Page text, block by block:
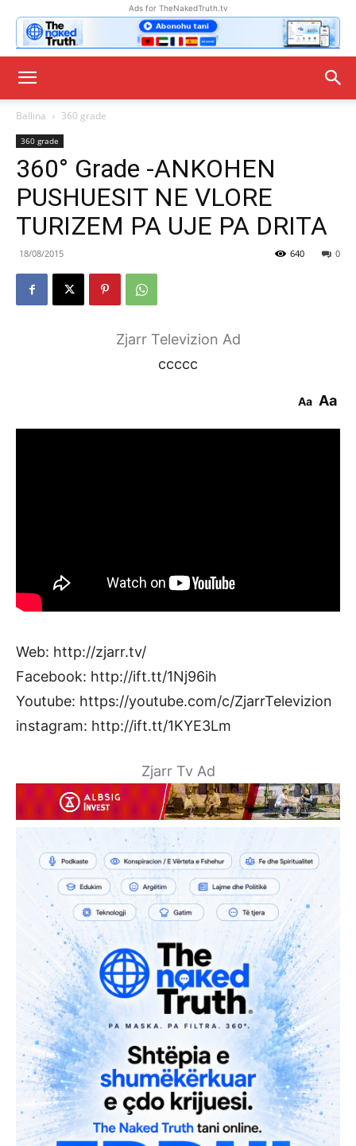
Ads for TheNakedTruth.tv
Ballina 360 grade
360 grade
360° Grade -ANKOHEN
PUSHUESIT NE VLORE
TURIZEM PA UJE PA DRITA
18/08/2015 0
640
Zjarr Televizion Ad
ccccc
Aa Aa
Web: http://zjarr.tv/
Facebook: http://ift.tt/1Nj96ih
Youtube: https://youtube.com/c/ZjarrTelevizion
instagram: http://ift.tt/1KYE3Lm
Zjarr Tv Ad